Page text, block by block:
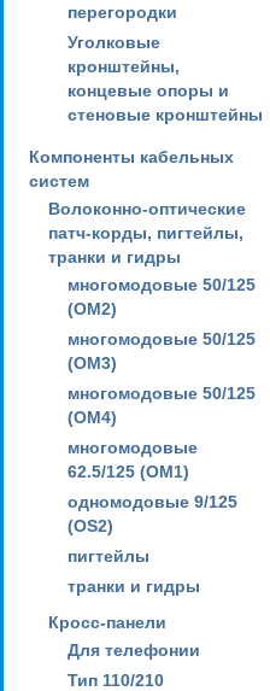
перегородки
Уголковые
кронштейны,
концевые опоры и
стеновые кронштейны
Компоненты кабельных
систем
Волоконно-оптические
патч-корды, пигтейлы,
транки и гидры
многомодовые 50/125
(OM2)
многомодовые 50/125
(OM3)
многомодовые 50/125
(OM4)
многомодовые
62.5/125 (OM1)
одномодовые 9/125
(OS2)
пигтейлы
транки и гидры
Кросс-панели
Для телефонии
Тип 110/210